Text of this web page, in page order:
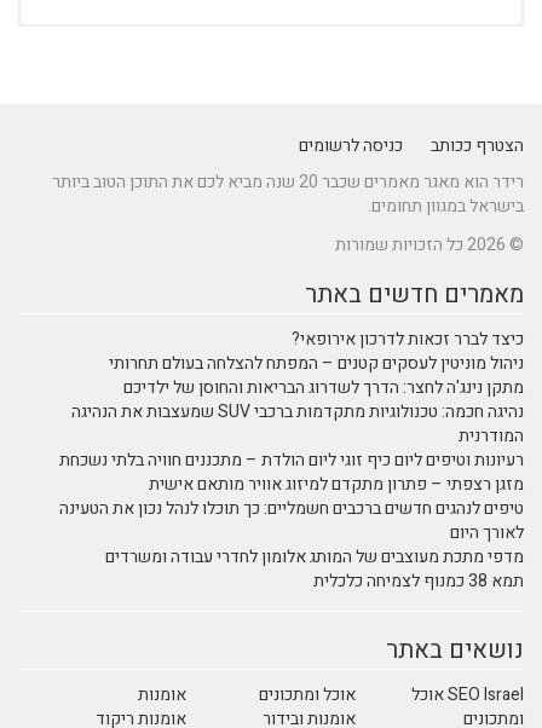
הצטרף ככותב
כניסה לרשומים
רידר הוא מאגר מאמרים שכבר 20 שנה מביא לכם את התוכן הטוב ביותר
בישראל במגוון תחומים.
© 2026 כל הזכויות שמורות
מאמרים חדשים באתר
כיצד לברר זכאות לדרכון אירופאי?
ניהול מוניטין לעסקים קטנים – המפתח להצלחה בעולם תחרותי
מתקן נינג'ה לחצר: הדרך לשדרוג הבריאות והחוסן של ילדיכם
נהיגה חכמה: טכנולוגיות מתקדמות ברכבי SUV שמעצבות את הנהיגה
המודרנית
רעיונות וטיפים ליום כיף זוגי ליום הולדת – מתכננים חוויה בלתי נשכחת
מזגן רצפתי – פתרון מתקדם למיזוג אוויר מותאם אישית
טיפים לנהגים חדשים ברכבים חשמליים: כך תוכלו לנהל נכון את הטעינה
לאורך היום
מדפי מתכת מעוצבים של המותג אלומון לחדרי עבודה ומשרדים
תמא 38 כמנוף לצמיחה כלכלית
נושאים באתר
SEO Israel אוכל
ומתכונים
אוכל ומתכונים
אומנות
אומנות ובידור
אומנות ריקוד